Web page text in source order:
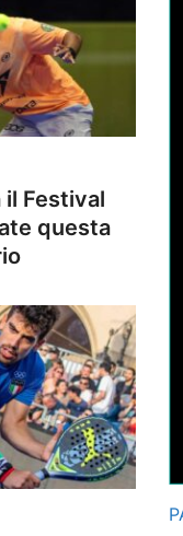
Festival
questa